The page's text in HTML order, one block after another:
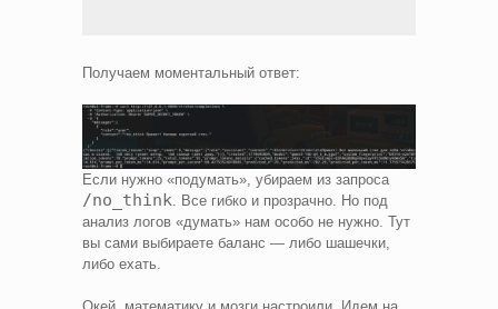
Получаем моментальный ответ:
Если нужно «подумать», убираем из запроса
/no_think. Все гибко и прозрачно. Но под
анализ логов «думать» нам особо не нужно. Тут
вы сами выбираете баланс — либо шашечки,
либо ехать.